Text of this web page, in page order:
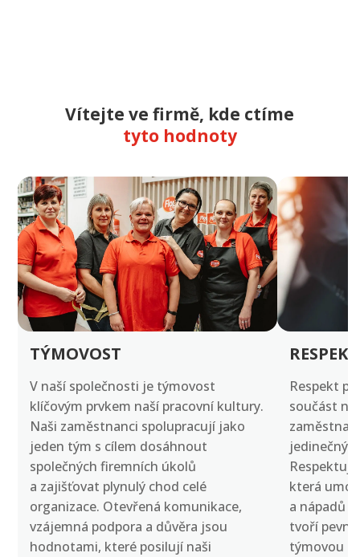
Vítejte ve firmě, kde ctíme
tyto hodnoty
TÝMOVOST
V naší společnosti je týmovost
klíčovým prvkem naší pracovní kultury.
Naši zaměstnanci spolupracují jako
jeden tým s cílem dosáhnout
společných firemních úkolů
a zajišťovat plynulý chod celé
organizace. Otevřená komunikace,
vzájemná podpora a důvěra jsou
hodnotami, které posilují naši
RESPEKT
Respekt
součást
která
a nápadů
tvoří
týmovou